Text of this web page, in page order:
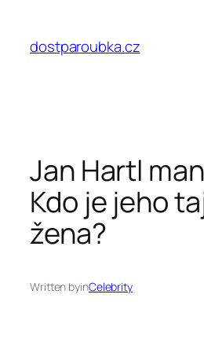
obsahdostparoubka.cz
Jan Hartl
Kdo je jeho
žena?
Written byinCelebrity